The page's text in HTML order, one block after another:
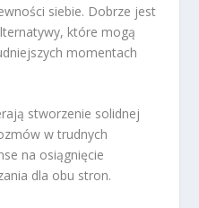
siebie. Dobrze jest
które mogą
momentach
stworzenie solidnej
w trudnych
na osiągnięcie
dla obu stron.